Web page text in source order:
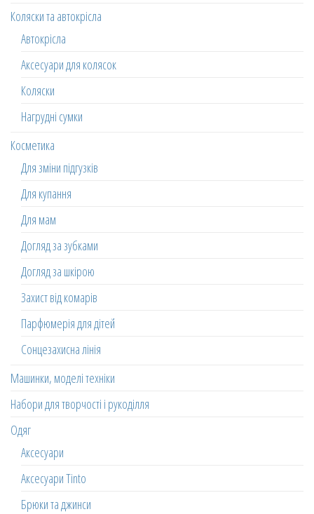
Коляски та автокрісла
Автокрісла
Аксесуари для колясок
Коляски
Нагрудні сумки
Косметика
Для зміни підгузків
Для купання
Для мам
Догляд за зубками
Догляд за шкірою
Захист від комарів
Парфюмерія для дітей
Сонцезахисна лінія
Машинки, моделі техніки
Набори для творчості і рукоділля
Одяг
Аксесуари
Аксесуари Tinto
Брюки та джинси